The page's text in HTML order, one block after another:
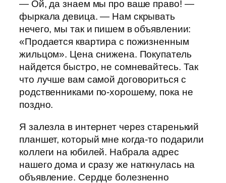
— Ой, да знаем мы про ваше право! —
фыркала девица. — Нам скрывать
нечего, мы так и пишем в объявлении:
«Продается квартира с пожизненным
жильцом». Цена снижена. Покупатель
найдется быстро, не сомневайтесь. Так
что лучше вам самой договориться с
родственниками по-хорошему, пока не
поздно.
Я залезла в интернет через старенький
планшет, который мне когда-то подарили
коллеги на юбилей. Набрала адрес
нашего дома и сразу же наткнулась на
объявление. Сердце болезненно